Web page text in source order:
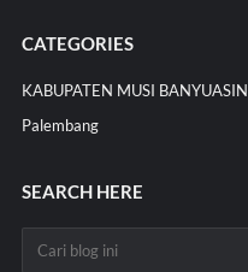
CATEGORIES
KABUPATEN MUSI BANYUASIN
Palembang
SEARCH HERE